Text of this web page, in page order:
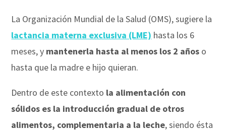
La Organización Mundial de la Salud (OMS), sugiere la
lactancia materna exclusiva (LME) hasta los 6
meses, y mantenerla hasta al menos los 2 años o
hasta que la madre e hijo quieran.
Dentro de este contexto la alimentación con
sólidos es la introducción gradual de otros
alimentos, complementaria a la leche, siendo ésta